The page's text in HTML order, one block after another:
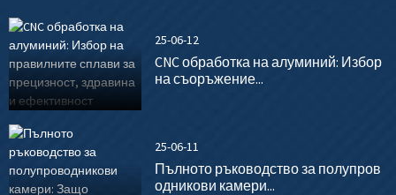
25-06-12
CNC обработка на алуминий: Избор
на съоръжение...
25-06-11
Пълното ръководство за полупров
одникови камери...